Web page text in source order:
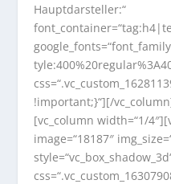
Hauptdarsteller:“
!important;}“][/
[vc_column width=“1/
image=“18187″